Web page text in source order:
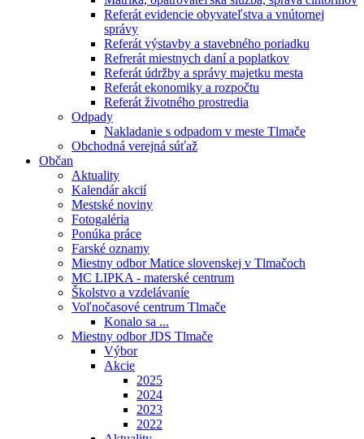
Referát evidencie obyvateľstva a vnútornej
správy
Referát výstavby a stavebného poriadku
Refrerát miestnych daní a poplatkov
Referát údržby a správy majetku mesta
Referát ekonomiky a rozpočtu
Referát životného prostredia
Odpady
Nakladanie s odpadom v meste Tlmače
Obchodná verejná súťaž
Občan
Aktuality
Kalendár akcií
Mestské noviny
Fotogaléria
Ponúka práce
Farské oznamy
Miestny odbor Matice slovenskej v Tlmačoch
MC LIPKA - materské centrum
Školstvo a vzdelávaníe
Voľnočasové centrum Tlmače
Konalo sa ...
Miestny odbor JDS Tlmače
Výbor
Akcie
2025
2024
2023
2022